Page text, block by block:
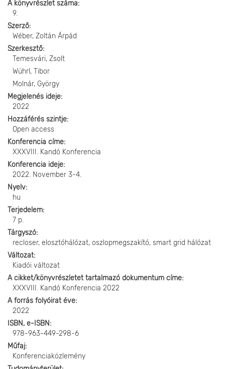
A könyvrészlet száma
9.
Szerző
Wéber, Zoltán Árpád
Szerkesztő
Temesvári, Zsolt
Wührl, Tibor
Molnár, György
Megjelenés ideje
2022
Hozzáférés szintje
Open access
Konferencia címe
XXXVIII. Kandó Konferencia
Konferencia ideje
2022. November 3-4.
Nyelv
hu
Terjedelem
7 p.
Tárgyszó
recloser, elosztóhálózat, oszlopmegszakító, smart grid hálózat
Változat
Kiadói változat
A cikket/könyvrészletet tartalmazó dokumentum címe
XXXVIII. Kandó Konferencia 2022
A forrás folyóirat éve
2022
ISBN, e-ISBN
978-963-449-298-6
Műfaj
Konferenciaközlemény